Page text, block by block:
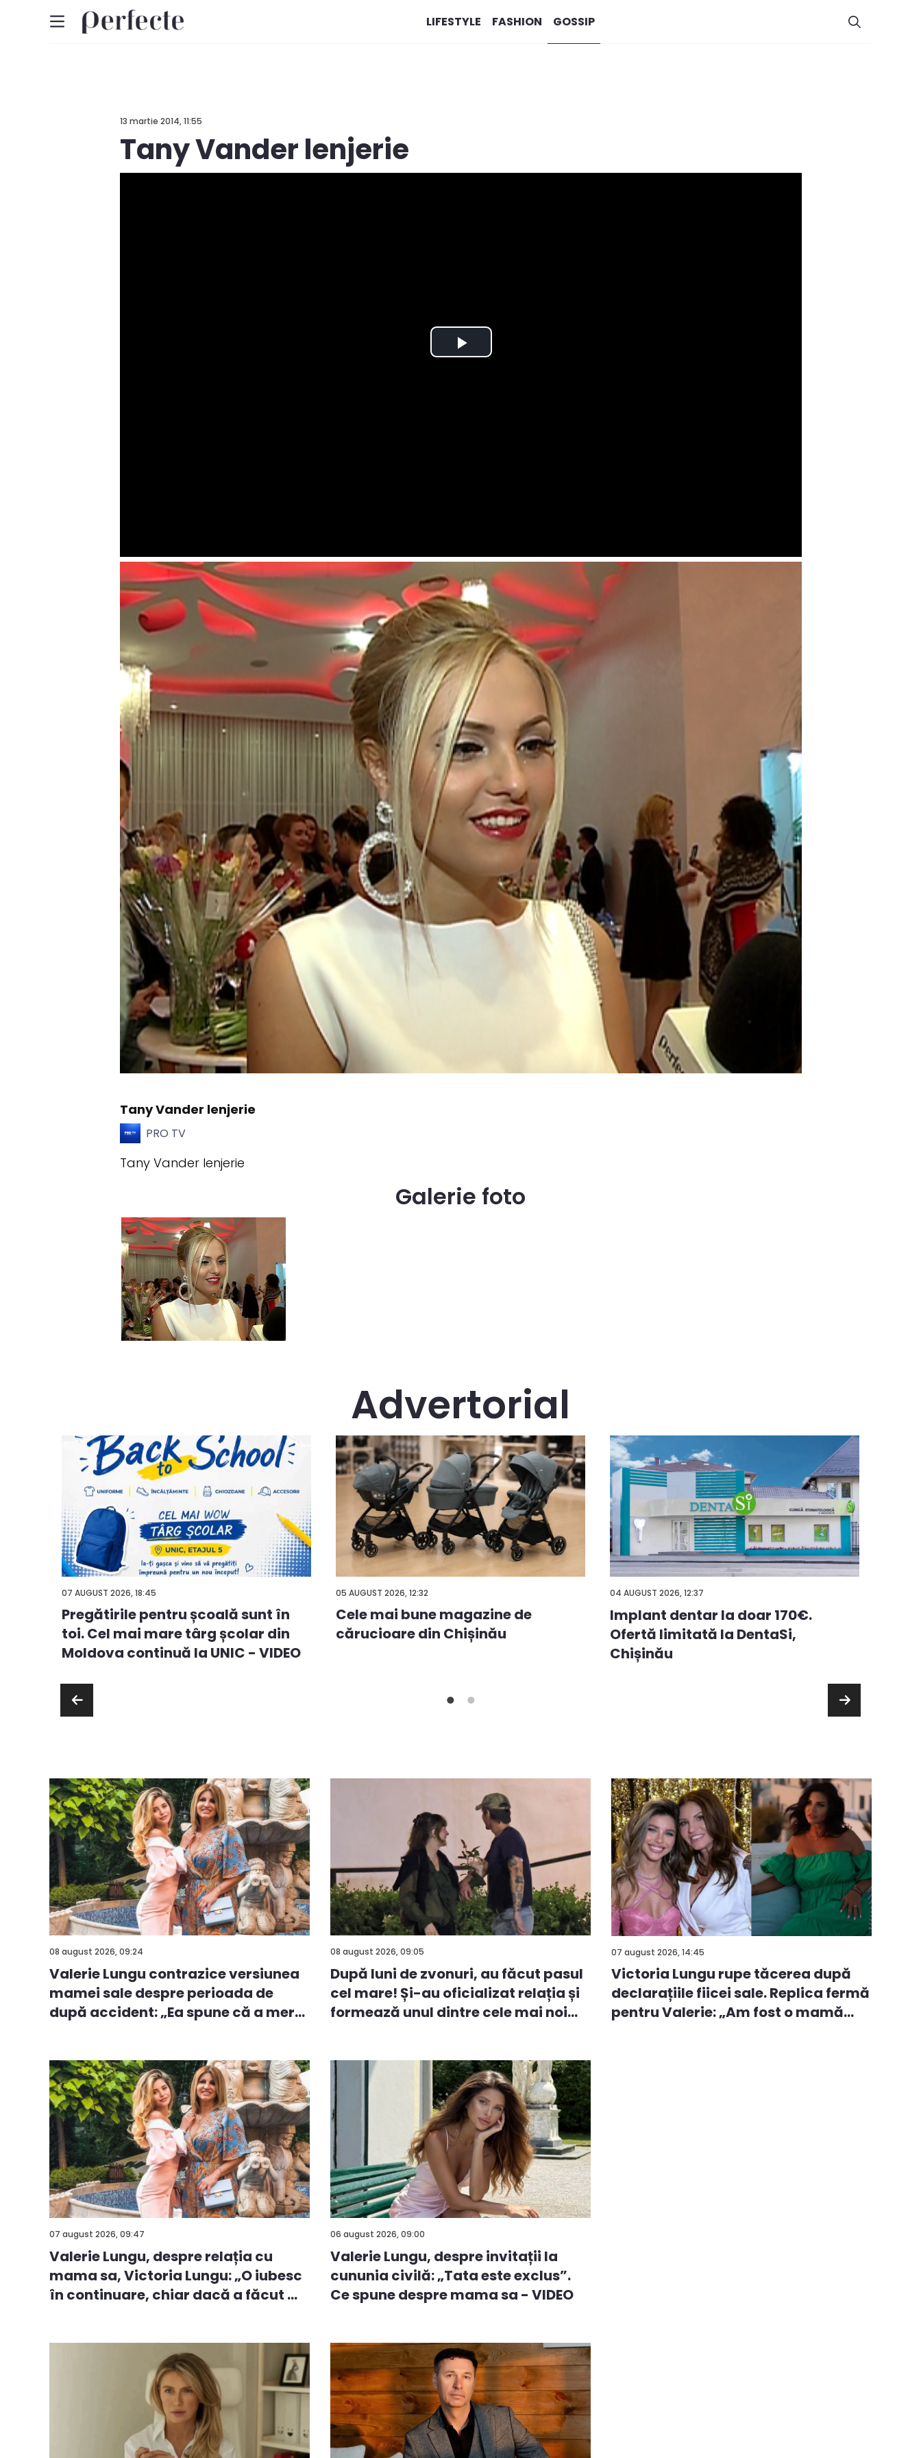
LIFESTYLE FASHION GOSSIP
13 martie 2014, 11:55
Tany Vander lenjerie
Tany Vander lenjerie
PRO TV
Tany Vander lenjerie
Galerie foto
Advertorial
07 AUGUST 2026, 18:45
Pregătirile pentru școală sunt în
toi. Cel mai mare târg școlar din
Moldova continuă la UNIC - VIDEO
05 AUGUST 2026, 12:32
Cele mai bune magazine de
cărucioare din Chișinău
04 AUGUST 2026, 12:37
Implant dentar la doar 170€.
Ofertă limitată la DentaSi,
Chișinău
08 august 2026, 09:24
Valerie Lungu contrazice versiunea
mamei sale despre perioada de
după accident: „Ea spune că a mer...
08 august 2026, 09:05
După luni de zvonuri, au făcut pasul
cel mare! Și-au oficializat relația și
formează unul dintre cele mai noi
07 august 2026, 14:45
Victoria Lungu rupe tăcerea după
declarațiile fiicei sale. Replica fermă
pentru Valerie: „Am fost o mamă
07 august 2026, 09:47
Valerie Lungu, despre relația cu
mama sa, Victoria Lungu: „O iubesc
în continuare, chiar dacă a făcut ...
06 august 2026, 09:00
Valerie Lungu, despre invitații la
cununia civilă: „Tata este exclus”.
Ce spune despre mama sa - VIDEO